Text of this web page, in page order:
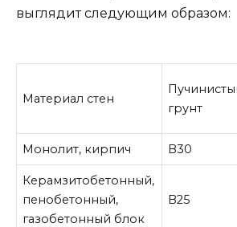
выглядит следующим образом:
Материал стен
грунт
Монолит, кирпич B30
Керамзитобетонный,
пенобетонный,
газобетонный блок
B25